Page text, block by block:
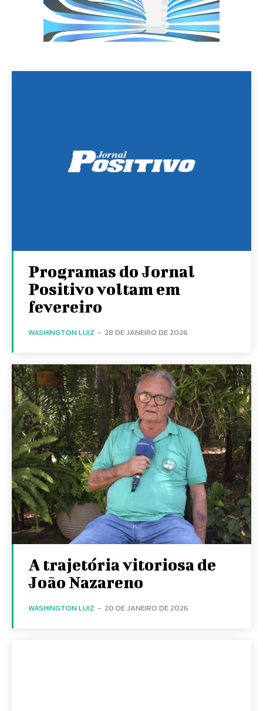
Programas do Jornal
Positivo voltam em
fevereiro
WASHINGTON LUIZ - 28 DE JANEIRO DE 2026
A trajetória vitoriosa de
João Nazareno
WASHINGTON LUIZ - 20 DE JANEIRO DE 2026